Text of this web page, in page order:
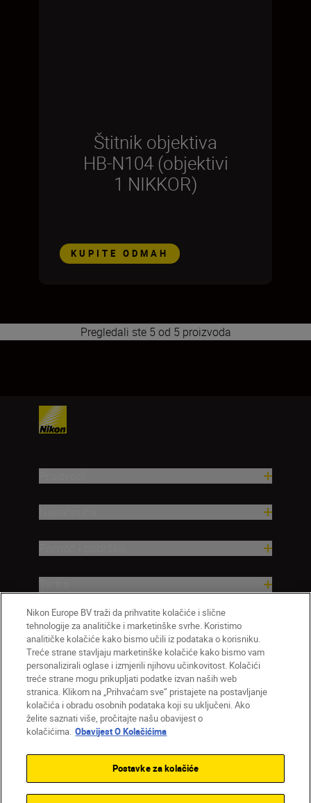
Štitnik objektiva
HB-N104 (objektivi
1 NIKKOR)
KUPITE ODMAH
Pregledali ste 5 od 5 proizvoda
HR Nikon Sites
Obratite nam se
Obavijest o zaštiti privatnosti
Uvjeti upotrebe
Obavijest o kolačićima
Postavke kolačića
Nikon Europe BV traži da prihvatite kolačiće i slične
tehnologije za analitičke i marketinške svrhe. Koristimo
analitičke kolačiće kako bismo učili iz podataka o korisniku.
Treće strane stavljaju marketinške kolačiće kako bismo vam
personalizirali oglase i izmjerili njihovu učinkovitost. Kolačići
treće strane mogu prikupljati podatke izvan naših web
stranica. Klikom na „Prihvaćam sve” pristajete na postavljanje
kolačića i obradu osobnih podataka koji su uključeni. Ako
želite saznati više, pročitajte našu obavijest o
kolačićima. Obavijest O Kolačićima
Postavke za kolačiće